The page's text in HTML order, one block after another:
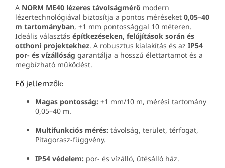
kültéri igazítási
feladatokhoz.
A NORM ME40 lézeres távolságmérő modern
lézertechnológiával biztosítja a pontos méréseket 0,05–40
m tartományban, ±1 mm pontossággal 10 méteren.
Ideális választás építkezéseken, felújítások során és
otthoni projektekhez. A robusztus kialakítás és az IP54
por- és vízállóság garantálja a hosszú élettartamot és a
megbízható működést.
Fő jellemzők:
Magas pontosság: ±1 mm/10 m, mérési tartomány
0,05–40 m.
Multifunkciós mérés: távolság, terület, térfogat,
Pitagorasz-függvény.
IP54 védelem: por- és vízálló, ütésálló ház.